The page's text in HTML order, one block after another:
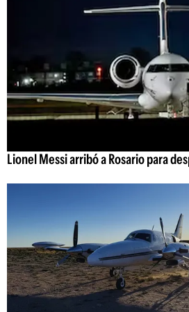
Lionel Messi arribó a Rosario para